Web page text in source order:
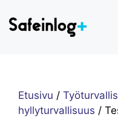
Etusivu /
hyllyturvallisuus /